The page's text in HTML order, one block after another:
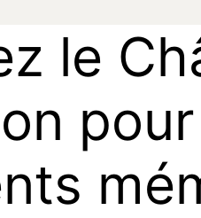
z le Ch
on pour
nts mé